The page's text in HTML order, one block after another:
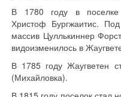
В 1780 году в поселке
Христоф Бургжаитис.
массив Цуллькиннер
видоизменилось в
В 1785 году Жаугветен
(Михайловка).